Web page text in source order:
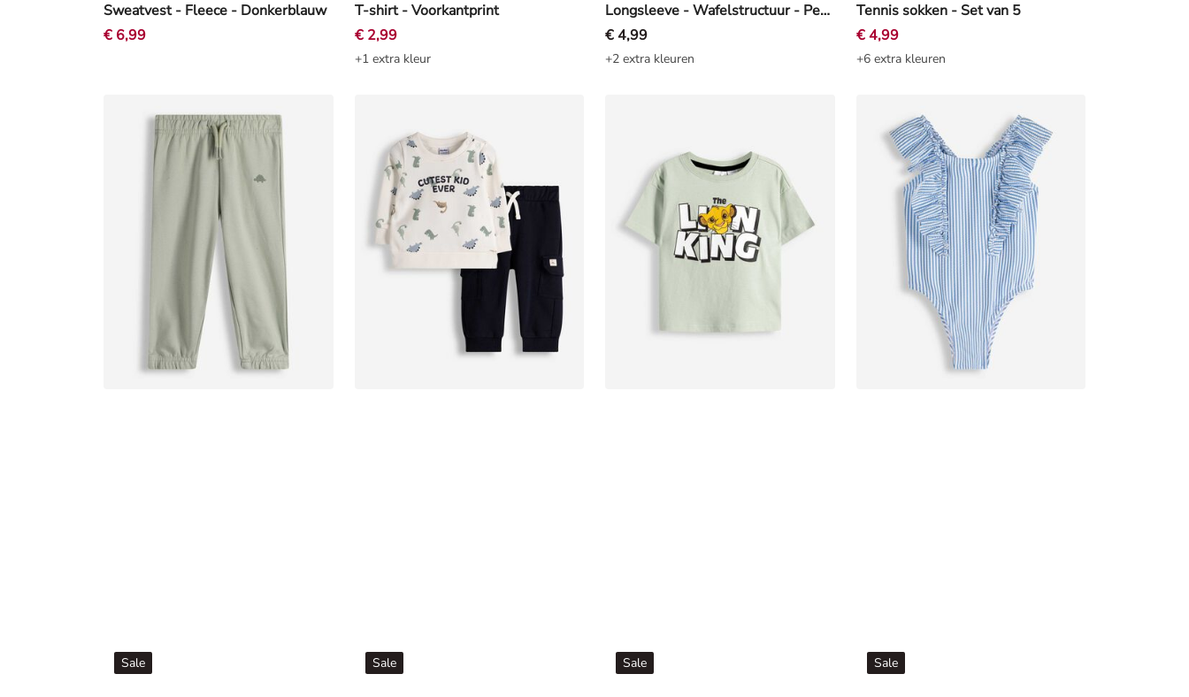
Sweatvest - Fleece - Donkerblauw
€ 6,99
T-shirt - Voorkantprint
€ 2,99
+1 extra kleur
Longsleeve - Wafelstructuur - Petrolblauw
€ 4,99
+2 extra kleuren
Tennis sokken - Set van 5
€ 4,99
+6 extra kleuren
Sale Sale Sale Sale